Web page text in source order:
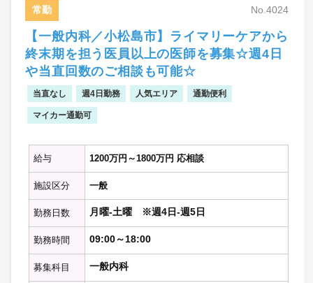
・救急対応
救急車・時間外外来の対応
・病棟管理
急変時対応
※記載の件数等は目安です
常勤 No.4024
【一般内科／小松島市】ライマリーケアから
終末期を担う医員以上の医師を募集☆週4日
や当直回数のご相談も可能☆
当直なし 週4日勤務 人気エリア 通勤便利
マイカー通勤可
給与 1200万円～1800万円 応相談
施設区分 一般
勤務日数 月曜-土曜 ※週4日-週5日
勤務時間 09:00～18:00
募集科目 一般内科